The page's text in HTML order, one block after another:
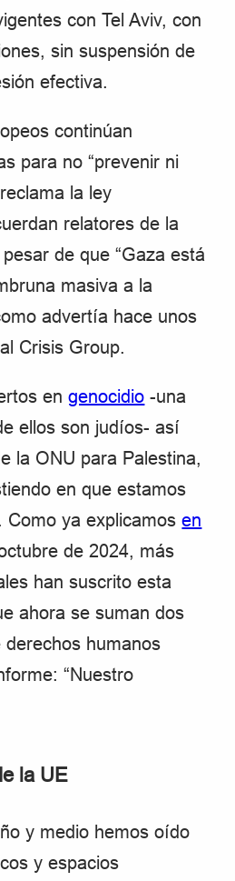
con Tel Aviv, con
sin suspensión de
efectiva.
continúan
para no “prevenir ni
la ley
relatores de la
de que “Gaza está
masiva a la
advertía hace unos
Crisis Group.
engenocidio -una
ellos son judíos- así
la ONU para Palestina,
en que estamos
Como ya explicamosen
de 2024, más
han suscrito esta
ahora se suman dos
derechos humanos
“Nuestro
la UE
y medio hemos oído
y espacios